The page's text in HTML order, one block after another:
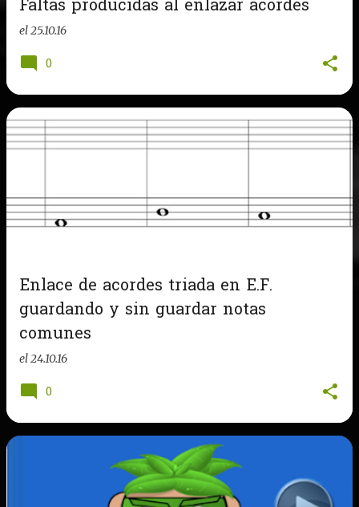
Faltas producidas al enlazar acordes
el25.10.16
0
Enlace de acordes triada en E.F.
guardando y sin guardar notas
comunes
el24.10.16
0